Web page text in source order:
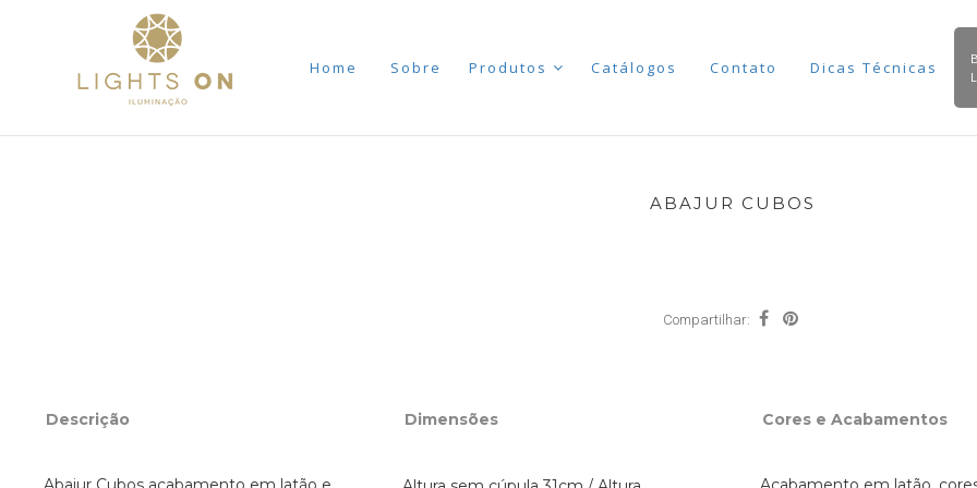
Home Sobre Produtos Catálogos Contato Dicas Técnicas
ABAJUR CUBOS
Compartilhar:
Descrição Dimensões Cores e Acabamentos